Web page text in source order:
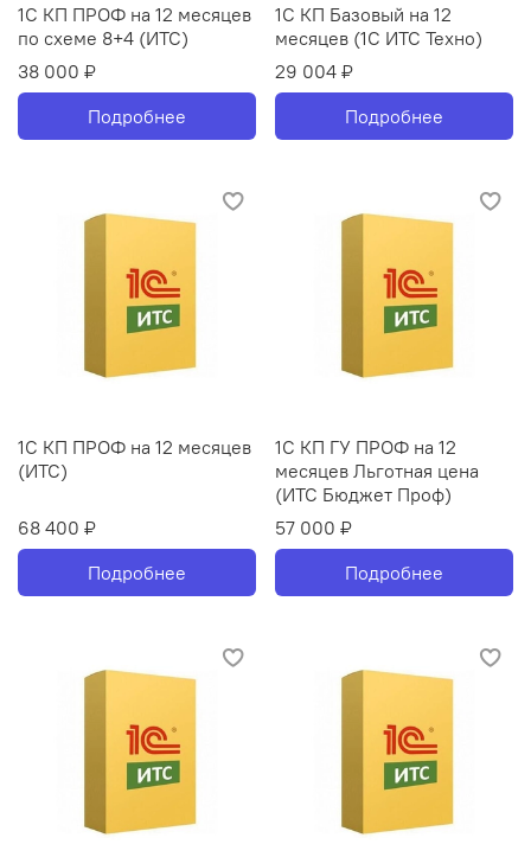
1С КП ПРОФ на 12 месяцев
по схеме 8+4 (ИТС)
38 000 ₽
Подробнее
1С КП Базовый на 12
месяцев (1С ИТС Техно)
29 004 ₽
Подробнее
1С КП ПРОФ на 12 месяцев
(ИТС)
68 400 ₽
Подробнее
1С КП ГУ ПРОФ на 12
месяцев Льготная цена
(ИТС Бюджет Проф)
57 000 ₽
Подробнее